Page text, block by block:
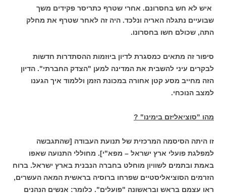
איש לא חש בחסרונם. אחרי שטרף כתריסר פקידים משך
שבועיים נתגלה האריה ונלכד. היה זה לאחר שטרף את מחלק
התה, שכולם חשו בחסרונו.
סיפור זה מתאים כמסגרת לדיון ביוזמות ההסתדרות חדשות
לבקרים עיני להשבית את המדינה למען "הצדק החברתי". הדיון
הזה מחייב מסע קטן אחורה במכונת הזמן וללמוד איך הגענו
למצב הנוכחי.
מהו "סוציאליזם בימינו" ?
זו היתה הסיסמה המרכזית של תנועת העבודה [שהתגבשה
למפלגת פועלי ארץ ישראל – מפא"י]. מחוללי התנועה שאפו
באמת ובתמים לשוויון מוחלט בחברה הנבנית בארץ ישראל. ברוח
הזרמים הסוציאליסטיים שפרחו ברוסיה בראשית המאה העשרים,
ראו עצמם בראש ובראשונה "פועלים". כלומר: אנשים הנהנים